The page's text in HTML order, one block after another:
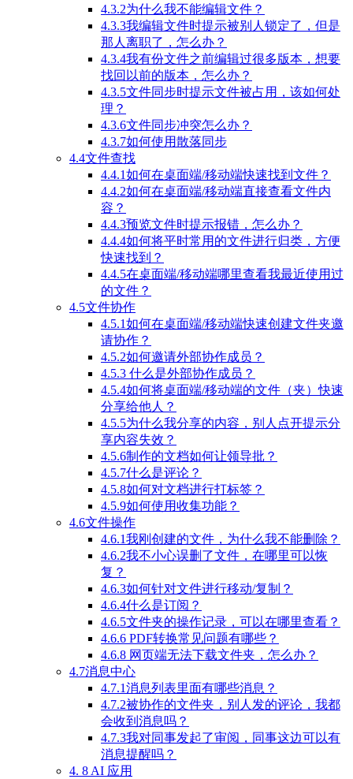
4.3.2为什么我不能编辑文件？
4.3.3我编辑文件时提示被别人锁定了，但是
那人离职了，怎么办？
4.3.4我有份文件之前编辑过很多版本，想要
找回以前的版本，怎么办？
4.3.5文件同步时提示文件被占用，该如何处
理？
4.3.6文件同步冲突怎么办？
4.3.7如何使用散落同步
4.4文件查找
4.4.1如何在桌面端/移动端快速找到文件？
4.4.2如何在桌面端/移动端直接查看文件内
容？
4.4.3预览文件时提示报错，怎么办？
4.4.4如何将平时常用的文件进行归类，方便
快速找到？
4.4.5在桌面端/移动端哪里查看我最近使用过
的文件？
4.5文件协作
4.5.1如何在桌面端/移动端快速创建文件夹邀
请协作？
4.5.2如何邀请外部协作成员？
4.5.3 什么是外部协作成员？
4.5.4如何将桌面端/移动端的文件（夹）快速
分享给他人？
4.5.5为什么我分享的内容，别人点开提示分
享内容失效？
4.5.6制作的文档如何让领导批？
4.5.7什么是评论？
4.5.8如何对文档进行打标签？
4.5.9如何使用收集功能？
4.6文件操作
4.6.1我刚创建的文件，为什么我不能删除？
4.6.2我不小心误删了文件，在哪里可以恢
复？
4.6.3如何针对文件进行移动/复制？
4.6.4什么是订阅？
4.6.5文件夹的操作记录，可以在哪里查看？
4.6.6 PDF转换常见问题有哪些？
4.6.8 网页端无法下载文件夹，怎么办？
4.7消息中心
4.7.1消息列表里面有哪些消息？
4.7.2被协作的文件夹，别人发的评论，我都
会收到消息吗？
4.7.3我对同事发起了审阅，同事这边可以有
消息提醒吗？
4. 8 AI 应用